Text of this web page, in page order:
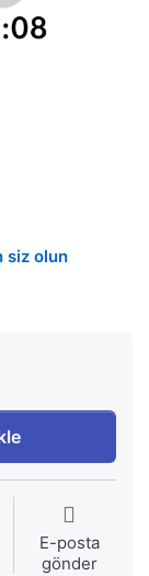
siz olun
E-posta
gönder